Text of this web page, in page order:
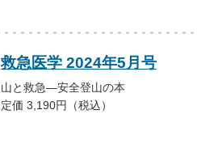
救急医学 2024年5月号
山と救急―安全登山の本
定価 3,190円（税込）